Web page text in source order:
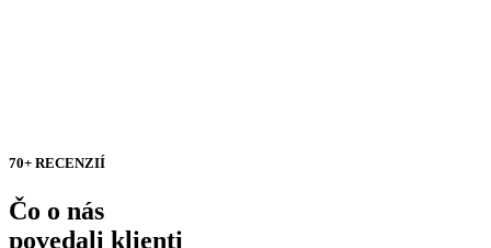
70+ RECENZIÍ
Čo o nás
povedali klienti